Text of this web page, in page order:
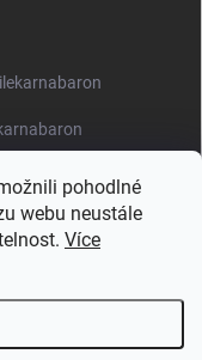
pohodlné
webu neustále
Více